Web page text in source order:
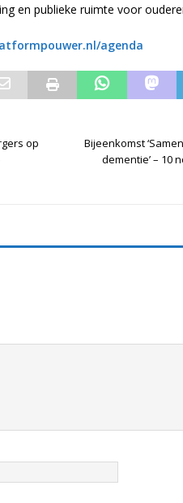
en publieke ruimte voor
agenda
op
Bijeenkomst
dementie’ – 10